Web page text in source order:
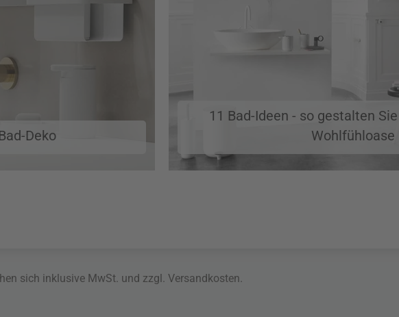
Deko
11 Bad-Ideen - so gestalten
Wohlfühloase
sich inklusive MwSt. und zzgl.Versandkosten.